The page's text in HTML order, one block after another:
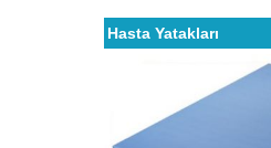
Hasta Yatakları